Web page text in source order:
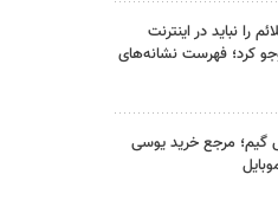
را نباید در اینترنت
کرد؛ فهرست نشانه‌های
گیم؛ مرجع خرید یوسی